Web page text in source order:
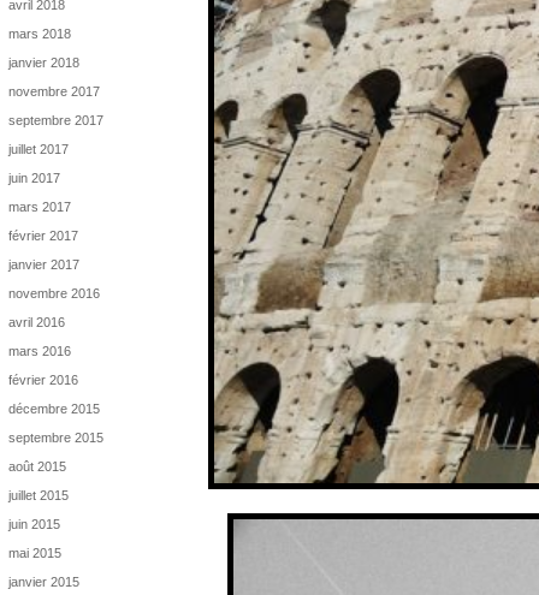
avril 2018
mars 2018
janvier 2018
novembre 2017
septembre 2017
juillet 2017
juin 2017
mars 2017
février 2017
janvier 2017
novembre 2016
avril 2016
mars 2016
février 2016
décembre 2015
septembre 2015
août 2015
juillet 2015
juin 2015
mai 2015
janvier 2015